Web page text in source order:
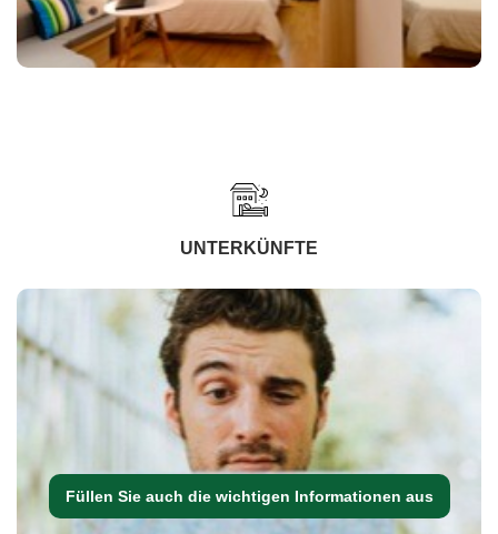
UNTERKÜNFTE
Füllen Sie auch die wichtigen Informationen aus